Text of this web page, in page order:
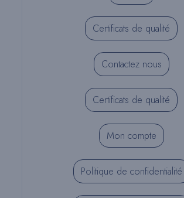
Certificats de qualité
Contactez nous
Certificats de qualité
Mon compte
Politique de confidentialité